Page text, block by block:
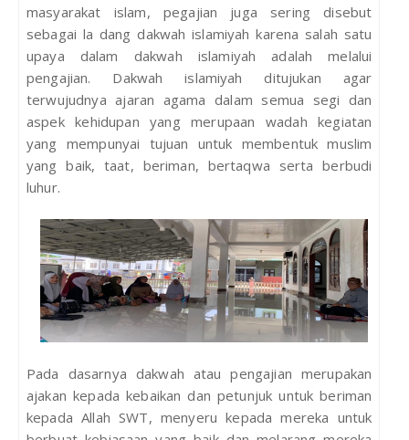
masyarakat islam, pegajian juga sering disebut
sebagai la dang dakwah islamiyah karena salah satu
upaya dalam dakwah islamiyah adalah melalui
pengajian. Dakwah islamiyah ditujukan agar
terwujudnya ajaran agama dalam semua segi dan
aspek kehidupan yang merupaan wadah kegiatan
yang mempunyai tujuan untuk membentuk muslim
yang baik, taat, beriman, bertaqwa serta berbudi
luhur.
Pada dasarnya dakwah atau pengajian merupakan
ajakan kepada kebaikan dan petunjuk untuk beriman
kepada Allah SWT, menyeru kepada mereka untuk